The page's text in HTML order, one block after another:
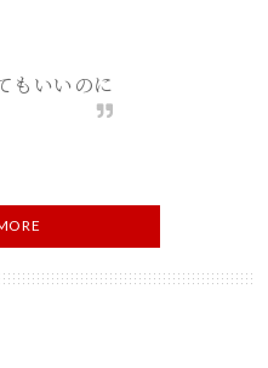
もいいのに